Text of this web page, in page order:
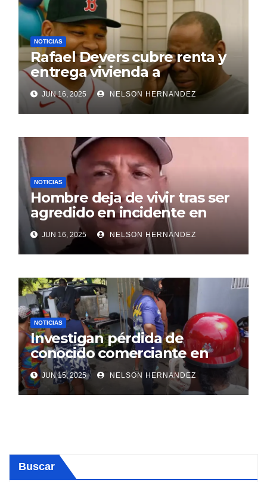
NOTICIAS
Rafael Devers cubre renta y
entrega vivienda a
exentrenador en RD
JUN 16, 2025 NELSON HERNANDEZ
NOTICIAS
Hombre deja de vivir tras ser
agredido en incidente en
SDE
JUN 16, 2025 NELSON HERNANDEZ
NOTICIAS
Investigan pérdida de
conocido comerciante en
Sosúa
JUN 15, 2025 NELSON HERNANDEZ
Buscar